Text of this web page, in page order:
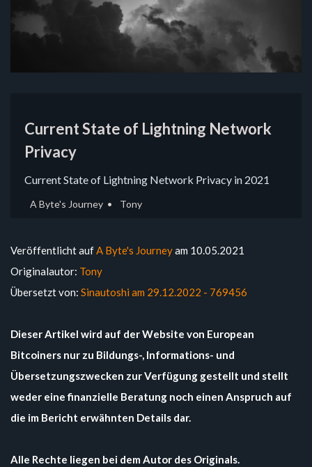
Current State of Lightning Network
Privacy
Current State of Lightning Network Privacy in 2021
A Byte's Journey Tony
Veröffentlicht aufA Byte's Journeyam 10.05.2021
Originalautor: Tony
Übersetzt von: Sinautoshi am 29.12.2022 - 769456
Dieser Artikel wird auf der Website von European
Bitcoiners nur zu Bildungs-, Informations- und
Übersetzungszwecken zur Verfügung gestellt und stellt
weder eine finanzielle Beratung noch einen Anspruch auf
die im Bericht erwähnten Details dar.
Alle Rechte liegen bei dem Autor des Originals.